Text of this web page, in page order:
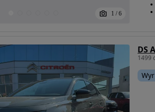
1 / 6
DS
1499